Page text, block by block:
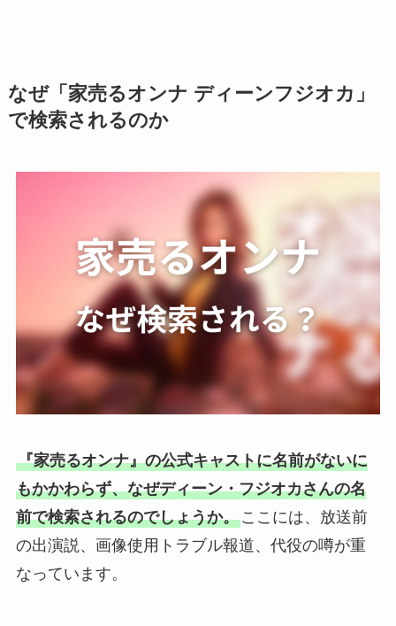
なぜ「家売るオンナ ディーンフジオカ」
で検索されるのか
『家売るオンナ』の公式キャストに名前がないに
もかかわらず、なぜディーン・フジオカさんの名
前で検索されるのでしょうか。ここには、放送前
の出演説、画像使用トラブル報道、代役の噂が重
なっています。